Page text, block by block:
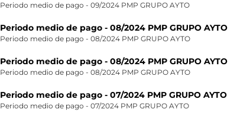
Periodo medio de pago - 09/2024 PMP GRUPO AYTO
Periodo medio de pago - 08/2024 PMP GRUPO AYTO
Periodo medio de pago - 08/2024 PMP GRUPO AYTO
Periodo medio de pago - 08/2024 PMP GRUPO AYTO
Periodo medio de pago - 08/2024 PMP GRUPO AYTO
Periodo medio de pago - 07/2024 PMP GRUPO AYTO
Periodo medio de pago - 07/2024 PMP GRUPO AYTO